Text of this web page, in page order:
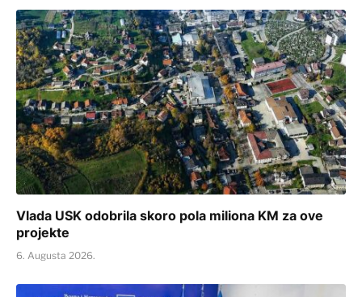
Vlada USK odobrila skoro pola miliona KM za ove
projekte
6. Augusta 2026.